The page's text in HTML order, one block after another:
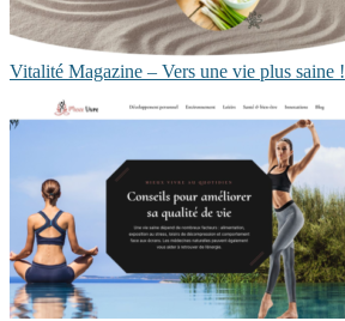
Vitalité Magazine – Vers une vie plus saine !